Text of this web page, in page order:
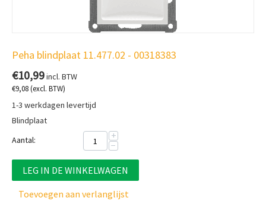
Peha blindplaat 11.477.02 - 00318383
€10,99incl. BTW
€9,08(excl. BTW)
1-3 werkdagen levertijd
Blindplaat
Aantal:
+
−
LEG IN DE WINKELWAGEN
Toevoegen aan verlanglijst